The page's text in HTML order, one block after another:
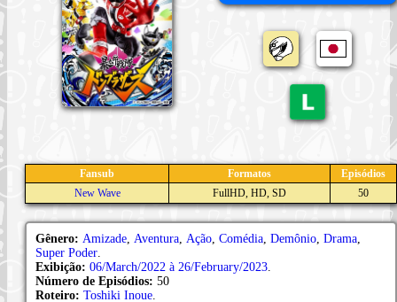
Fansub Formatos
Episódios
New Wave
FullHD, HD, SD 50
Gênero: Amizade Aventura Ação Comédia Demônio Drama
Super Poder
Exibição: 06/March/2022 à 26/February/2023
Número de Episódios: 50
Roteiro: Toshiki Inoue